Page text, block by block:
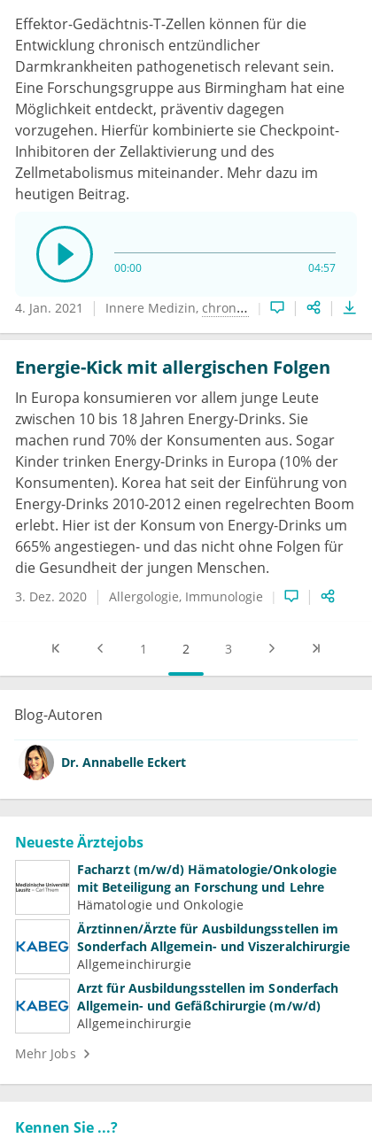
Effektor-Gedächtnis-T-Zellen können für die
Entwicklung chronisch entzündlicher
Darmkrankheiten pathogenetisch relevant sein.
Eine Forschungsgruppe aus Birmingham hat eine
Möglichkeit entdeckt, präventiv dagegen
vorzugehen. Hierfür kombinierte sie Checkpoint-
Inhibitoren der Zellaktivierung und des
Zellmetabolismus miteinander. Mehr dazu im
heutigen Beitrag.
00:00 04:57
4. Jan. 2021 Innere Medizin chronisch-entzündliche Darmerkrankungen
Energie-Kick mit allergischen Folgen
In Europa konsumieren vor allem junge Leute
zwischen 10 bis 18 Jahren Energy-Drinks. Sie
machen rund 70% der Konsumenten aus. Sogar
Kinder trinken Energy-Drinks in Europa (10% der
Konsumenten). Korea hat seit der Einführung von
Energy-Drinks 2010-2012 einen regelrechten Boom
erlebt. Hier ist der Konsum von Energy-Drinks um
665% angestiegen- und das nicht ohne Folgen für
die Gesundheit der jungen Menschen.
3. Dez. 2020 Allergologie Immunologie
1 2 3
Blog-Autoren
Dr. Annabelle Eckert
Neueste Ärztejobs
Facharzt (m/w/d) Hämatologie/Onkologie
mit Beteiligung an Forschung und Lehre
Hämatologie und Onkologie
Ärztinnen/Ärzte für Ausbildungsstellen im
Sonderfach Allgemein- und Viszeralchirurgie
Allgemeinchirurgie
Arzt für Ausbildungsstellen im Sonderfach
Allgemein- und Gefäßchirurgie (m/w/d)
Allgemeinchirurgie
Mehr Jobs
Kennen Sie ...?